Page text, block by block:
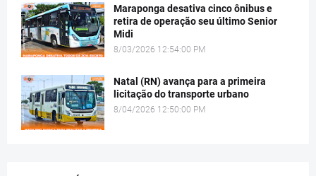
Maraponga desativa cinco ônibus e
retira de operação seu último Senior
Midi
8/03/2026 12:54:00 PM
Natal (RN) avança para a primeira
licitação do transporte urbano
8/04/2026 12:50:00 PM